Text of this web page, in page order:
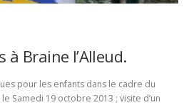
à Braine l’Alleud.
pour les enfants dans le cadre du
Samedi 19 octobre 2013 ; visite d’un